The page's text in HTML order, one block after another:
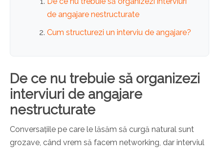
de angajare nestructurate
Cum structurezi un interviu de angajare?
De ce nu trebuie să organizezi
interviuri de angajare
nestructurate
Conversațiile pe care le lăsăm să curgă natural sunt
grozave, când vrem să facem networking, dar interviul